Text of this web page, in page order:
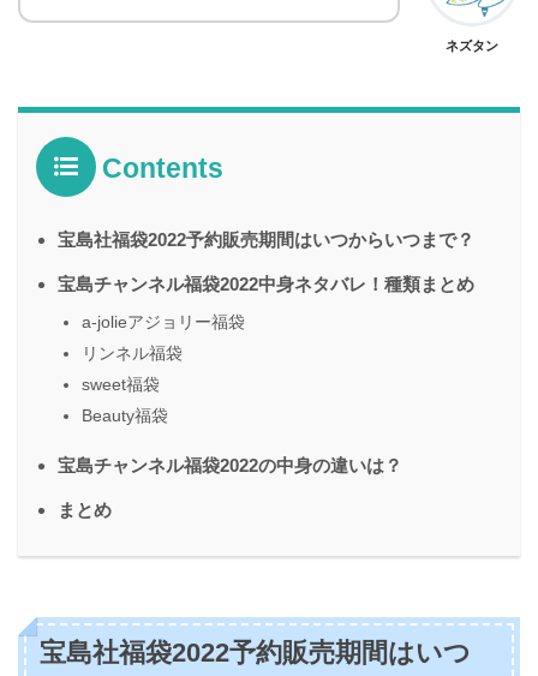
ネズタン
Contents
宝島社福袋2022予約販売期間はいつからいつまで？
宝島チャンネル福袋2022中身ネタバレ！種類まとめ
a-jolieアジョリー福袋
リンネル福袋
sweet福袋
Beauty福袋
宝島チャンネル福袋2022の中身の違いは？
まとめ
宝島社福袋2022予約販売期間はいつ